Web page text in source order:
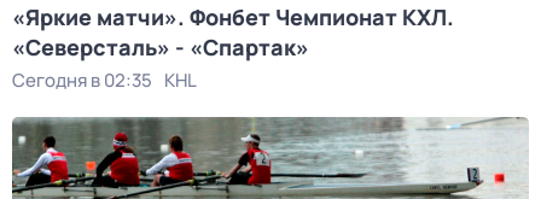
«Яркие матчи». Фонбет Чемпионат КХЛ.
«Северсталь» - «Спартак»
Сегодня в 02:35 KHL